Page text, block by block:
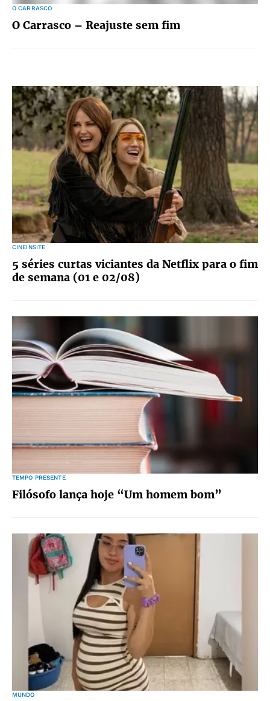
O CARRASCO
O Carrasco – Reajuste sem fim
CINEINSITE
5 séries curtas viciantes da Netflix para o fim
de semana (01 e 02/08)
TEMPO PRESENTE
Filósofo lança hoje “Um homem bom”
MUNDO